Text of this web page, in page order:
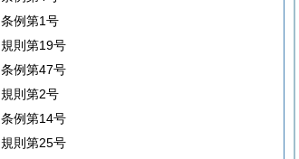
条例第1号
規則第19号
条例第47号
規則第2号
条例第14号
規則第25号